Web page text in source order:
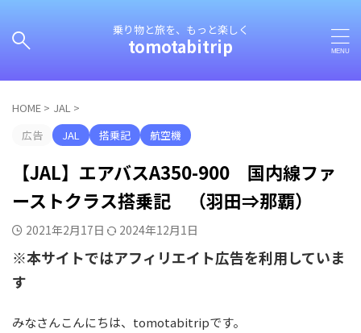
乗り物と旅を、もっと楽しく
tomotabitrip
HOME > JAL >
広告
JAL 搭乗記 航空機
【JAL】エアバスA350-900 国内線ファ
ーストクラス搭乗記 （羽田⇒那覇）
2021年2月17日 2024年12月1日
※本サイトではアフィリエイト広告を利用していま
す
みなさんこんにちは、tomotabitripです。